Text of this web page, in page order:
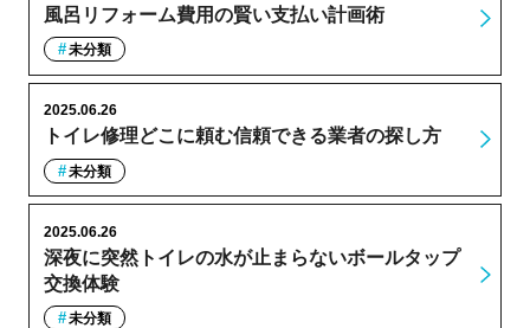
風呂リフォーム費用の賢い支払い計画術
未分類
トイレ修理どこに頼む信頼できる業者の探し方
2025.06.26
未分類
深夜に突然トイレの水が止まらないボールタップ
交換体験
2025.06.26
未分類